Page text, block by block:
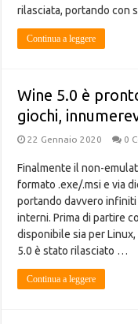
rilasciata, portando con
Continua a leggere
Wine 5.0 è
giochi,
22 Gennaio 2020 0
Finalmente il non-
formato .exe/.msi e via
portando davvero
interni. Prima di partire
disponibile sia per
5.0 è stato rilasciato …
Continua a leggere